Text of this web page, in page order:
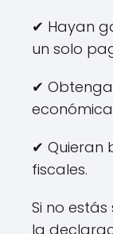
✔ Hayan
un solo
✔
✔ Quieran
fiscales.
Si no
la